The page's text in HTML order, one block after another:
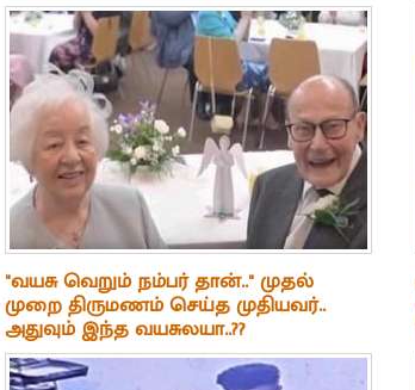
"வயசு வெறும் நம்பர் தான்.." முதல்
முறை திருமணம் செய்த முதியவர்..
அதுவும் இந்த வயசுலயா..??